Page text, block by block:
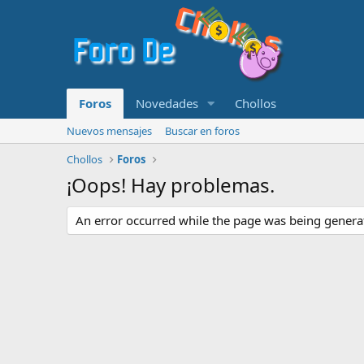
Foros Novedades Chollos
Nuevos mensajes
Buscar en foros
Chollos
Foros
¡Oops! Hay problemas.
An error occurred while the page was being